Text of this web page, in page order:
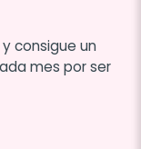
consigue un
mes por ser